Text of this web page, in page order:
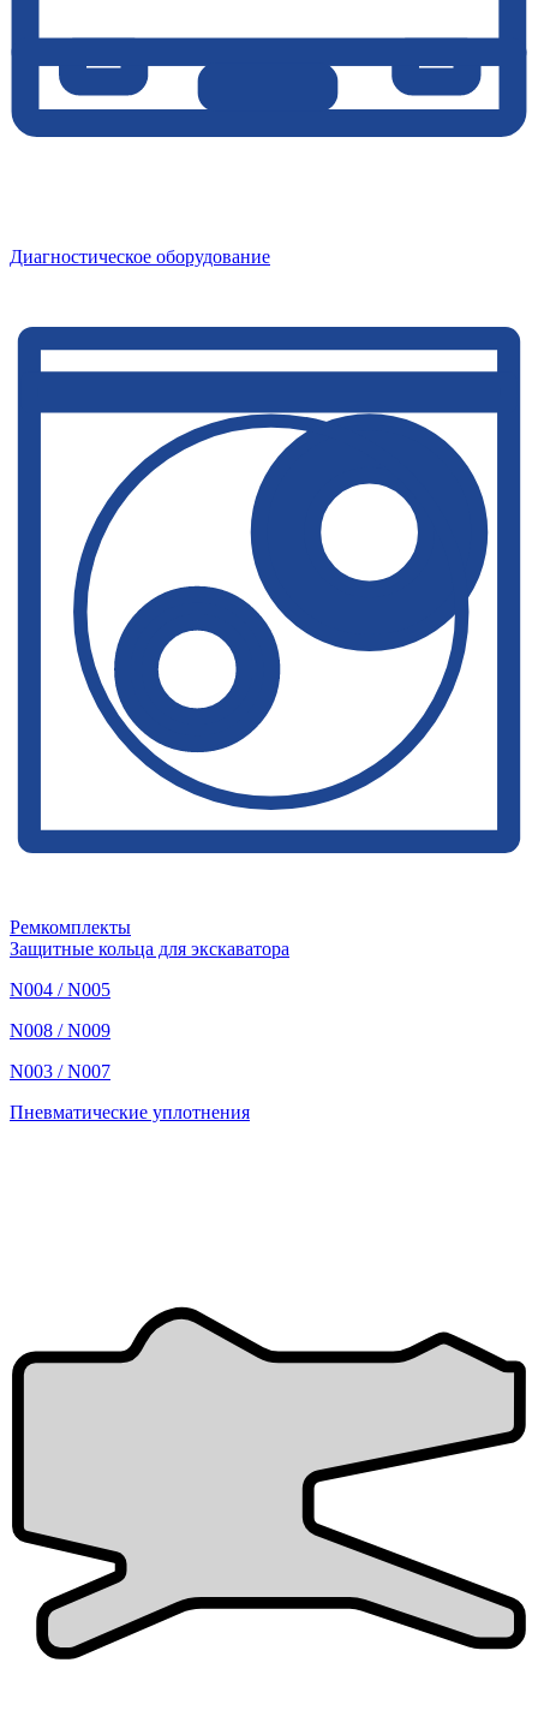
Диагностическое оборудование
Ремкомплекты
Защитные кольца для экскаватора
N004 / N005
N008 / N009
N003 / N007
Пневматические уплотнения